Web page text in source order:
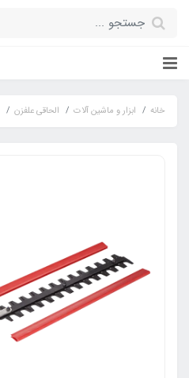
خانه ابزار و ماشین آلات الحاقی علفزن